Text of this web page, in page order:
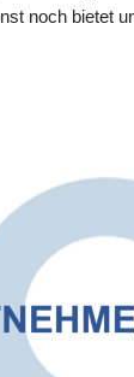
noch bietet